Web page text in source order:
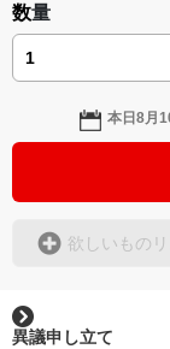
数量
本日8月
欲しいもの
異議申し立て